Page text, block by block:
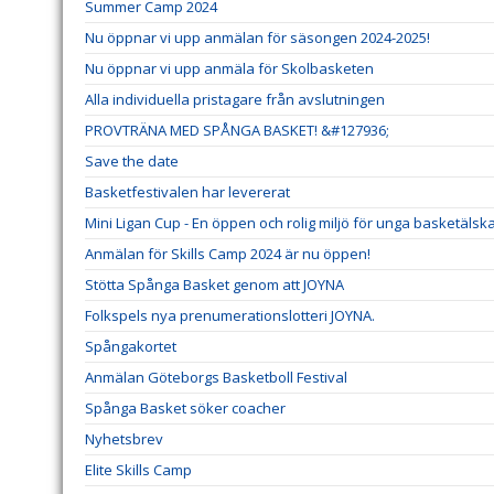
Summer Camp 2024
Nu öppnar vi upp anmälan för säsongen 2024-2025!
Nu öppnar vi upp anmäla för Skolbasketen
Alla individuella pristagare från avslutningen
PROVTRÄNA MED SPÅNGA BASKET! &#127936;
Save the date
Basketfestivalen har levererat
Mini Ligan Cup - En öppen och rolig miljö för unga
Anmälan för Skills Camp 2024 är nu öppen!
Stötta Spånga Basket genom att JOYNA
Folkspels nya prenumerationslotteri JOYNA.
Spångakortet
Anmälan Göteborgs Basketboll Festival
Spånga Basket söker coacher
Nyhetsbrev
Elite Skills Camp